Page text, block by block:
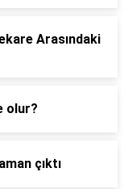
Arasındaki
olur?
çıktı